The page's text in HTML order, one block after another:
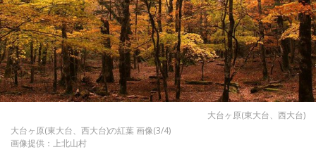
大台ヶ原(東大台、西大台)
大台ヶ原(東大台、西大台)の紅葉 画像(3/4)
画像提供：上北山村